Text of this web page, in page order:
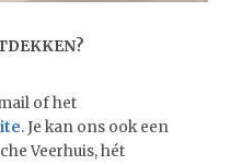
of het
. Je kan ons ook een
Veerhuis, hét